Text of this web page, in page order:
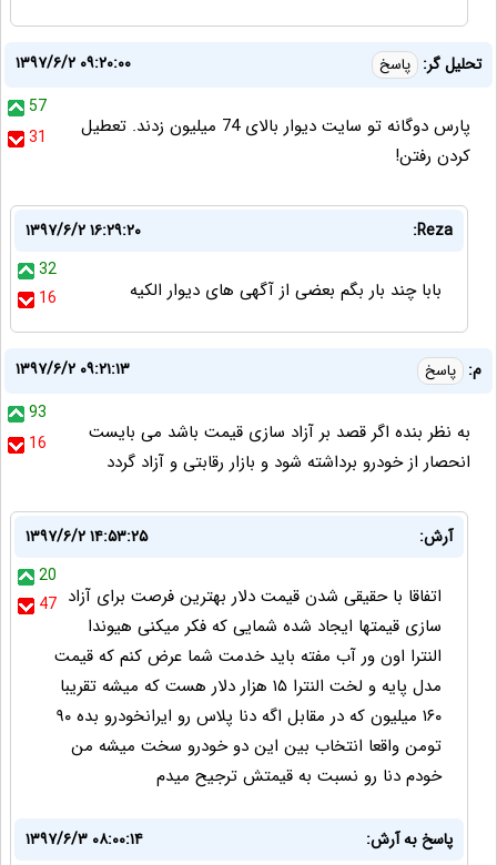
تحلیل گر: پاسخ
۱۳۹۷/۶/۲ ۰۹:۲۰:۰۰
57
31
پارس دوگانه تو سایت دیوار بالای 74 میلیون زدند. تعطیل
کردن رفتن!
Reza:
۱۳۹۷/۶/۲ ۱۶:۲۹:۲۰
32
16
بابا چند بار بگم بعضی از آگهی های دیوار الکیه
م: پاسخ
۱۳۹۷/۶/۲ ۰۹:۲۱:۱۳
93
16
به نظر بنده اگر قصد بر آزاد سازی قیمت باشد می بایست
انحصار از خودرو برداشته شود و بازار رقابتی و آزاد گردد
آرش:
۱۳۹۷/۶/۲ ۱۴:۵۳:۲۵
20
47 اتفاقا با حقیقی شدن قیمت دلار بهترین فرصت برای آزاد
سازی قیمتها ایجاد شده شمایی که فکر میکنی هیوندا
النترا اون ور آب مفته باید خدمت شما عرض کنم که قیمت
مدل پایه و لخت النترا ۱۵ هزار دلار هست که میشه تقریبا
۱۶۰ میلیون که در مقابل اگه دنا پلاس رو ایرانخودرو بده ۹۰
تومن واقعا انتخاب بین این دو خودرو سخت میشه من
خودم دنا رو نسبت به قیمتش ترجیح میدم
پاسخ به آرش:
۱۳۹۷/۶/۳ ۰۸:۰۰:۱۴